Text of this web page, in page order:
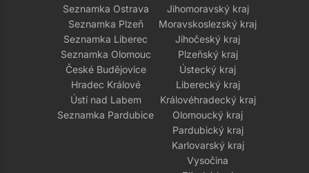
Seznamka Ostrava
Seznamka Plzeň
Seznamka Liberec
Seznamka Olomouc
České Budějovice
Hradec Králové
Ústí nad Labem
Seznamka Pardubice
Jihomoravský kraj
Moravskoslezský kraj
Jihočeský kraj
Plzeňský kraj
Ústecký kraj
Liberecký kraj
Královéhradecký kraj
Olomoucký kraj
Pardubický kraj
Karlovarský kraj
Vysočina